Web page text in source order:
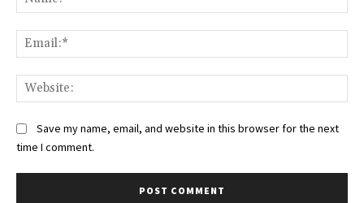
Save my name, email, and website in this browser for the next
time I comment.